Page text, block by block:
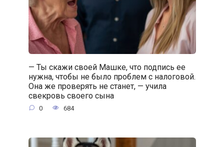
— Ты скажи своей Машке, что подпись ее
нужна, чтобы не было проблем с налоговой.
Она же проверять не станет, — учила
свекровь своего сына
0 684